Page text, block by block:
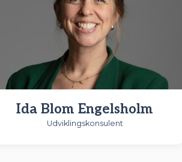
61 66 18 28
Ida Blom Engelsholm
Udviklingskonsulent